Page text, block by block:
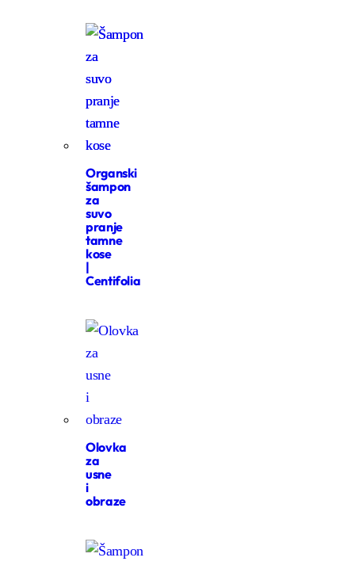
Organski
šampon
za
suvo
pranje
tamne
kose
|
Centifolia
Olovka
za
usne
i
obraze